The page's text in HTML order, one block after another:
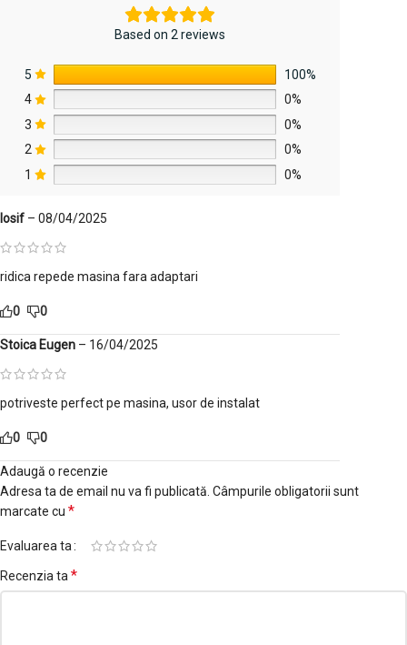
Based on 2 reviews
5
100%
4
0%
3
0%
2
0%
1
0%
Iosif – 08/04/2025
ridica repede masina fara adaptari
0 0
Stoica Eugen – 16/04/2025
potriveste perfect pe masina, usor de instalat
0 0
Adaugă o recenzie
Adresa ta de email nu va fi publicată. Câmpurile obligatorii sunt
marcate cu *
Evaluarea ta
Recenzia ta *